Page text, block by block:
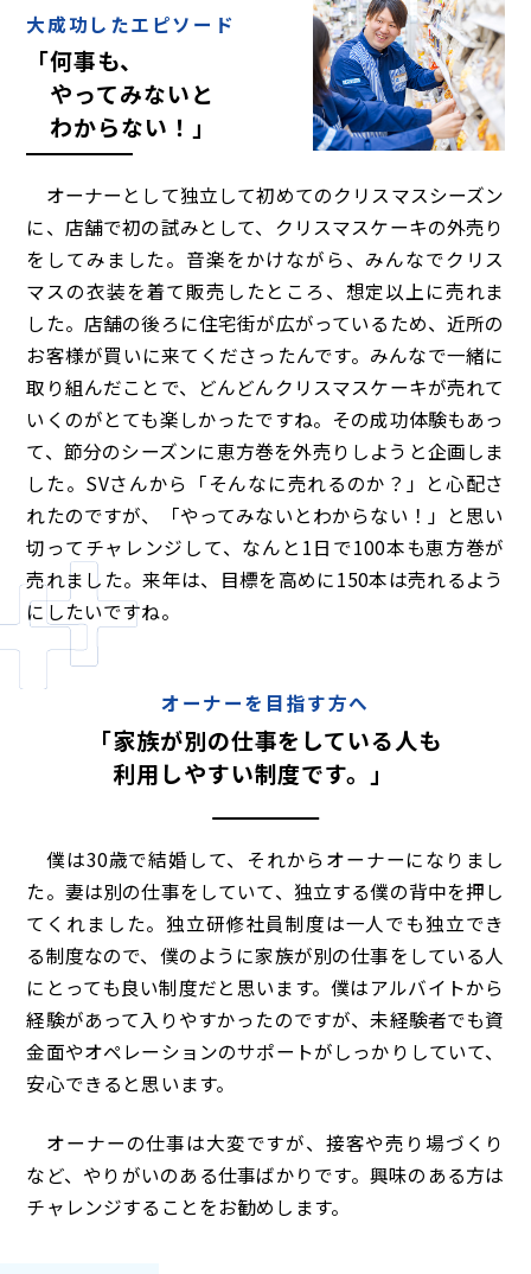
大成功したエピソード
「何事も、
やってみないと
わからない！」
オーナーとして独立して初めてのクリスマスシーズン
に、店舗で初の試みとして、クリスマスケーキの外売り
をしてみました。音楽をかけながら、みんなでクリス
マスの衣装を着て販売したところ、想定以上に売れま
した。店舗の後ろに住宅街が広がっているため、近所の
お客様が買いに来てくださったんです。みんなで一緒に
取り組んだことで、どんどんクリスマスケーキが売れて
いくのがとても楽しかったですね。その成功体験もあっ
て、節分のシーズンに恵方巻を外売りしようと企画しま
した。SVさんから「そんなに売れるのか？」と心配さ
れたのですが、「やってみないとわからない！」と思い
切ってチャレンジして、なんと1日で100本も恵方巻が
売れました。来年は、目標を高めに150本は売れるよう
にしたいですね。
オーナーを目指す方へ
「家族が別の仕事をしている人も
利用しやすい制度です。」
僕は30歳で結婚して、それからオーナーになりまし
た。妻は別の仕事をしていて、独立する僕の背中を押し
てくれました。独立研修社員制度は一人でも独立でき
る制度なので、僕のように家族が別の仕事をしている人
にとっても良い制度だと思います。僕はアルバイトから
経験があって入りやすかったのですが、未経験者でも資
金面やオペレーションのサポートがしっかりしていて、
安心できると思います。
オーナーの仕事は大変ですが、接客や売り場づくり
など、やりがいのある仕事ばかりです。興味のある方は
チャレンジすることをお勧めします。